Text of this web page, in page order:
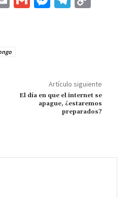
l
r
n
k
Artículo siguiente
El día en que el internet se
apague, ¿estaremos
preparados?